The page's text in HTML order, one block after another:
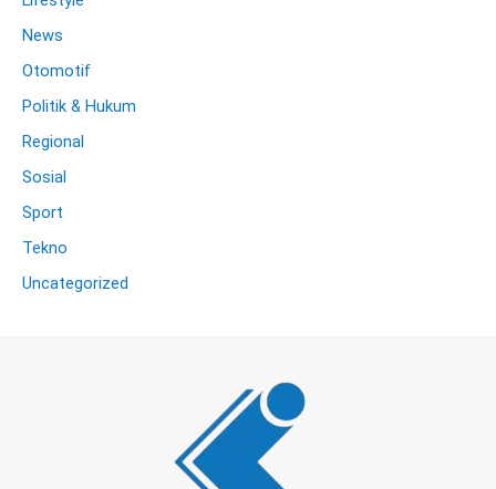
News
Otomotif
Politik & Hukum
Regional
Sosial
Sport
Tekno
Uncategorized